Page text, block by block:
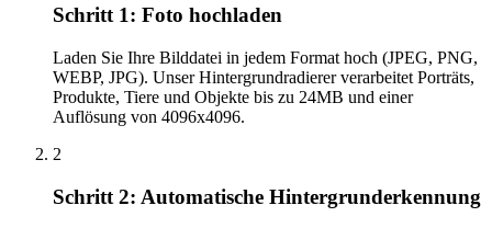
Schritt 1: Foto hochladen
Laden Sie Ihre Bilddatei in jedem Format hoch (JPEG, PNG,
WEBP, JPG). Unser Hintergrundradierer verarbeitet Porträts,
Produkte, Tiere und Objekte bis zu 24MB und einer
Auflösung von 4096x4096.
2
Schritt 2: Automatische Hintergrunderkennung